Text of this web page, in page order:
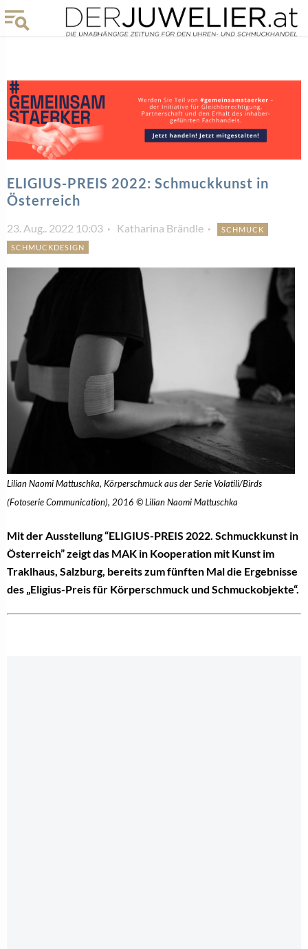
ELIGIUS-PREIS 2022: Schmuckkunst in
Österreich
23. Aug.. 2022 10:03 Katharina Brändle
SCHMUCK
SCHMUCKDESIGN
Lilian Naomi Mattuschka, Körperschmuck aus der Serie Volatili/Birds
(Fotoserie Communication), 2016 © Lilian Naomi Mattuschka
Mit der Ausstellung “ELIGIUS-PREIS 2022. Schmuckkunst in
Österreich” zeigt das MAK in Kooperation mit Kunst im
Traklhaus, Salzburg, bereits zum fünften Mal die Ergebnisse
des „Eligius-Preis für Körperschmuck und Schmuckobjekte“.